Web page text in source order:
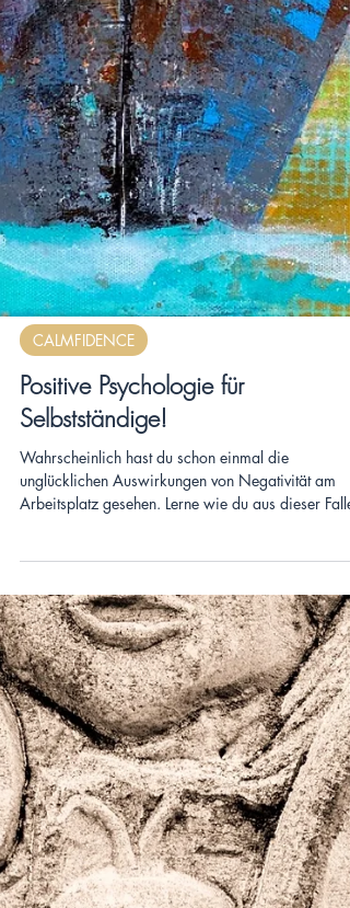
CALMFIDENCE
Positive Psychologie für
Selbstständige!
Wahrscheinlich hast du schon einmal die
unglücklichen Auswirkungen von Negativität am
Arbeitsplatz gesehen. Lerne wie du aus dieser Falle